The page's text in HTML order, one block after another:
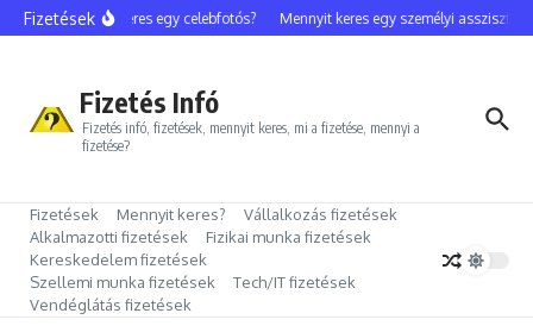
Ugrás a tartalomhoz
Fizetések
Mennyit keres egy celebfotós? Mennyit keres egy személyi asszisztens?
Fizetés Infó
Fizetés infó, fizetések, mennyit keres, mi a fizetése, mennyi a
fizetése?
Fizetések Mennyit keres?
Vállalkozás fizetések
Alkalmazotti fizetések
Fizikai munka fizetések
Kereskedelem fizetések
Szellemi munka fizetések
Tech/IT fizetések
Vendéglátás fizetések